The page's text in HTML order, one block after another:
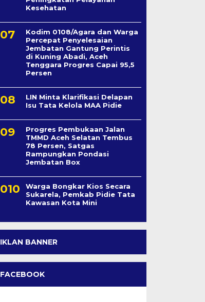
Kesehatan
Kodim 0108/Agara dan Warga
Percepat Penyelesaian
Jembatan Gantung Perintis
di Kuning Abadi, Aceh
Tenggara Progres Capai 95,5
Persen
LIN Minta Klarifikasi Delapan
Isu Tata Kelola MAA Pidie
Progres Pembukaan Jalan
TMMD Aceh Selatan Tembus
78 Persen, Satgas
Rampungkan Pondasi
Jembatan Box
Warga Bongkar Kios Secara
Sukarela, Pemkab Pidie Tata
Kawasan Kota Mini
IKLAN BANNER
FACEBOOK